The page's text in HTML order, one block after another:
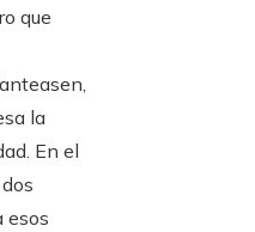
que
la
En el
esos